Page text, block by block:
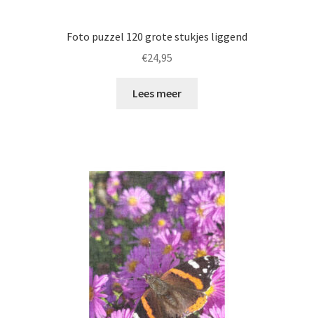
Foto puzzel 120 grote stukjes liggend
€24,95
Lees meer